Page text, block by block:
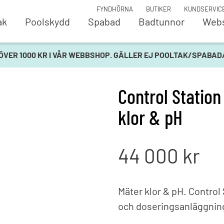
Poolskydd Spabad Badtunnor
URSTARK
Pooltak
Azure Flat Compact
ORLANDO® Spadome
Parade Low
AqvisDeck
Automatiska poolskydd
Manuella poolskydd
FYNDHÖRNA BUTIKER
1000 KR I VÅR WEBBSHOP. GÄLLER EJ POOLTAK/
Control
klor & pH
44 000 kr
Mäter klor & pH.
och